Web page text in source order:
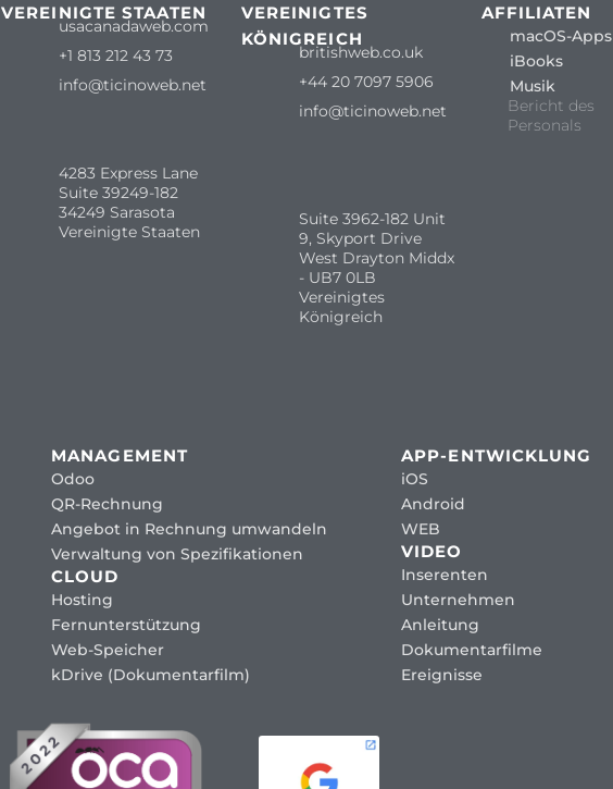
VEREINIGTE STAATEN
usacanadaweb.com
+1 813 212 43 73
info@ticinoweb.net
4283 Express Lane
Suite 39249-182
34249 Sarasota
Vereinigte Staaten
VEREINIGTES
KÖNIGREICH
britishweb.co.uk
+44 20 7097 5906
info@ticinoweb.net
Suite 3962-182 Unit
9, Skyport Drive
West Drayton Middx
- UB7 0LB
Vereinigtes
Königreich
AFFILIATEN
macOS-Apps
iBooks
Musik
Bericht des
Personals
MANAGEMENT
Odoo
QR-Rechnung
Angebot in Rechnung umwandeln
Verwaltung von Spezifikationen
CLOUD
Hosting
Fernunterstützung
Web-Speicher
kDrive (Dokumentarfilm)
APP-ENTWICKLUNG
iOS
Android
WEB
VIDEO
Inserenten
Unternehmen
Anleitung
Dokumentarfilme
Ereignisse